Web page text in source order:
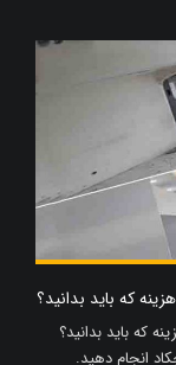
که باید بدانید؟
انجام دهید.